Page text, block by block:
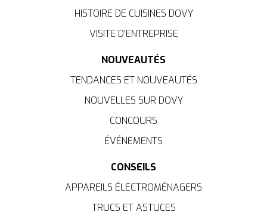
HISTOIRE DE CUISINES DOVY
VISITE D'ENTREPRISE
NOUVEAUTÉS
TENDANCES ET NOUVEAUTÉS
NOUVELLES SUR DOVY
CONCOURS
ÉVÉNEMENTS
CONSEILS
APPAREILS ÉLECTROMÉNAGERS
TRUCS ET ASTUCES